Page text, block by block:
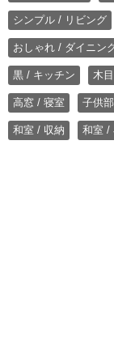
シンプル / リビング
おしゃれ / ダイニン
黒 / キッチン 木
高窓 / 寝室 子供
和室 / 収納 和室 /